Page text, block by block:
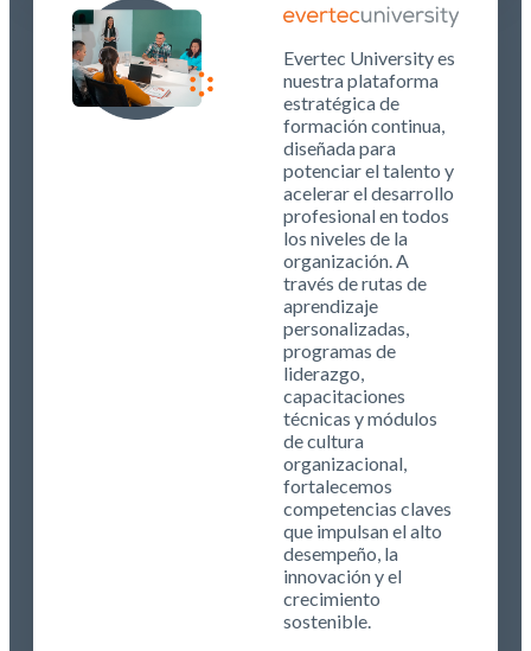
Evertec University es
nuestra plataforma
estratégica de
formación continua,
diseñada para
potenciar el talento y
acelerar el desarrollo
profesional en todos
los niveles de la
organización. A
través de rutas de
aprendizaje
personalizadas,
programas de
liderazgo,
capacitaciones
técnicas y módulos
de cultura
organizacional,
fortalecemos
competencias claves
que impulsan el alto
desempeño, la
innovación y el
crecimiento
sostenible.